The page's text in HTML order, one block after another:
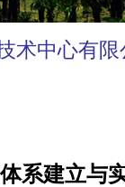
术中心有限
建立与